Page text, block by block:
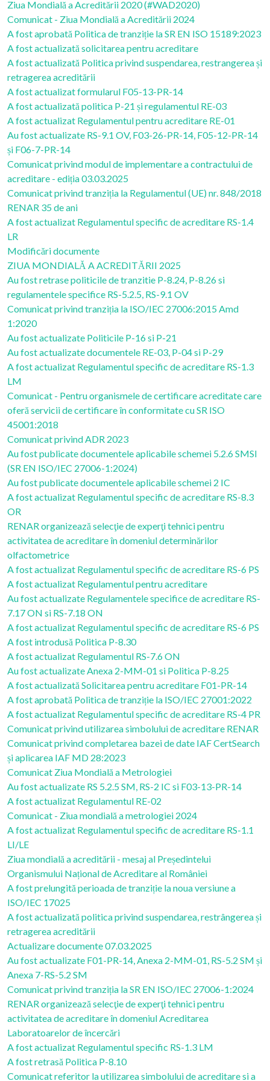
Ziua Mondială a Acreditării 2020 (#WAD2020)
Comunicat - Ziua Mondială a Acreditării 2024
A fost aprobată Politica de tranziție la SR EN ISO 15189:2023
A fost actualizată solicitarea pentru acreditare
A fost actualizată Politica privind suspendarea, restrangerea și
retragerea acreditării
A fost actualizat formularul F05-13-PR-14
A fost actualizată politica P-21 și regulamentul RE-03
A fost actualizat Regulamentul pentru acreditare RE-01
Au fost actualizate RS-9.1 OV, F03-26-PR-14, F05-12-PR-14
și F06-7-PR-14
Comunicat privind modul de implementare a contractului de
acreditare - ediția 03.03.2025
Comunicat privind tranziția la Regulamentul (UE) nr. 848/2018
RENAR 35 de ani
A fost actualizat Regulamentul specific de acreditare RS-1.4
LR
Modificări documente
ZIUA MONDIALĂ A ACREDITĂRII 2025
Au fost retrase politicile de tranzitie P-8.24, P-8.26 si
regulamentele specifice RS-5.2.5, RS-9.1 OV
Comunicat privind tranziția la ISO/IEC 27006:2015 Amd
1:2020
Au fost actualizate Politicile P-16 si P-21
Au fost actualizate documentele RE-03, P-04 si P-29
A fost actualizat Regulamentul specific de acreditare RS-1.3
LM
Comunicat - Pentru organismele de certificare acreditate care
oferă servicii de certificare în conformitate cu SR ISO
45001:2018
Comunicat privind ADR 2023
Au fost publicate documentele aplicabile schemei 5.2.6 SMSI
(SR EN ISO/IEC 27006-1:2024)
Au fost publicate documentele aplicabile schemei 2 IC
A fost actualizat Regulamentul specific de acreditare RS-8.3
OR
RENAR organizează selecţie de experţi tehnici pentru
activitatea de acreditare în domeniul determinărilor
olfactometrice
A fost actualizat Regulamentul specific de acreditare RS-6 PS
A fost actualizat Regulamentul pentru acreditare
Au fost actualizate Regulamentele specifice de acreditare RS-
7.17 ON si RS-7.18 ON
A fost actualizat Regulamentul specific de acreditare RS-6 PS
A fost introdusă Politica P-8.30
A fost actualizat Regulamentul RS-7.6 ON
Au fost actualizate Anexa 2-MM-01 si Politica P-8.25
A fost actualizată Solicitarea pentru acreditare F01-PR-14
A fost aprobată Politica de tranziție la ISO/IEC 27001:2022
A fost actualizat Regulamentul specific de acreditare RS-4 PR
Comunicat privind utilizarea simbolului de acreditare RENAR
Comunicat privind completarea bazei de date IAF CertSearch
și aplicarea IAF MD 28:2023
Comunicat Ziua Mondială a Metrologiei
Au fost actualizate RS 5.2.5 SM, RS-2 IC si F03-13-PR-14
A fost actualizat Regulamentul RE-02
Comunicat - Ziua mondială a metrologiei 2024
A fost actualizat Regulamentul specific de acreditare RS-1.1
LI/LE
Ziua mondială a acreditării - mesaj al Președintelui
Organismului Național de Acreditare al României
A fost prelungită perioada de tranziție la noua versiune a
ISO/IEC 17025
A fost actualizată politica privind suspendarea, restrângerea și
retragerea acreditării
Actualizare documente 07.03.2025
Au fost actualizate F01-PR-14, Anexa 2-MM-01, RS-5.2 SM și
Anexa 7-RS-5.2 SM
Comunicat privind tranziția la SR EN ISO/IEC 27006-1:2024
RENAR organizează selecţie de experţi tehnici pentru
activitatea de acreditare în domeniul Acreditarea
Laboratoarelor de încercări
A fost actualizat Regulamentul specific RS-1.3 LM
A fost retrasă Politica P-8.10
Comunicat referitor la utilizarea simbolului de acreditare si a